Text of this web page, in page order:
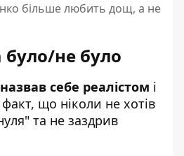
більше любить дощ, а не
було/не було
назвав себе реалістом і
що ніколи не хотів
та не заздрив